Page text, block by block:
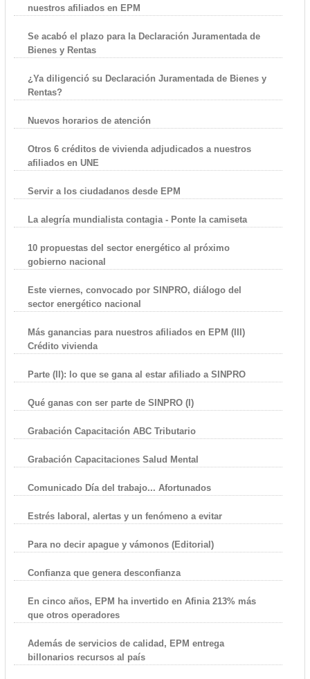
nuestros afiliados en EPM
Se acabó el plazo para la Declaración Juramentada de
Bienes y Rentas
¿Ya diligenció su Declaración Juramentada de Bienes y
Rentas?
Nuevos horarios de atención
Otros 6 créditos de vivienda adjudicados a nuestros
afiliados en UNE
Servir a los ciudadanos desde EPM
La alegría mundialista contagia - Ponte la camiseta
10 propuestas del sector energético al próximo
gobierno nacional
Este viernes, convocado por SINPRO, diálogo del
sector energético nacional
Más ganancias para nuestros afiliados en EPM (III)
Crédito vivienda
Parte (II): lo que se gana al estar afiliado a SINPRO
Qué ganas con ser parte de SINPRO (I)
Grabación Capacitación ABC Tributario
Grabación Capacitaciones Salud Mental
Comunicado Día del trabajo... Afortunados
Estrés laboral, alertas y un fenómeno a evitar
Para no decir apague y vámonos (Editorial)
Confianza que genera desconfianza
En cinco años, EPM ha invertido en Afinia 213% más
que otros operadores
Además de servicios de calidad, EPM entrega
billonarios recursos al país